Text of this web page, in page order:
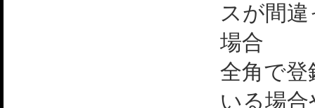
スが間
場合
全角で
いる場